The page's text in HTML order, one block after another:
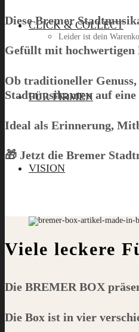
CLICK & COLLECT
FÜR FIRMEN
VISION
Leider ist dein
Menü
DieseBremer
Gefüllt mit hochwertigen
Ob traditioneller Genuss,
Stadtmusikantenauf eine
Ideal als Erinnerung,
🎁 Jetzt die Bremer
Viele leckere
Die BREMER BOX
Die Box ist in vier